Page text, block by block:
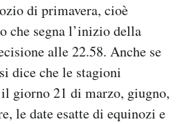
di primavera, cioè
che segna l’inizio della
alle 22.58. Anche se
dice che le stagioni
giorno 21 di marzo, giugno,
le date esatte di equinozi e